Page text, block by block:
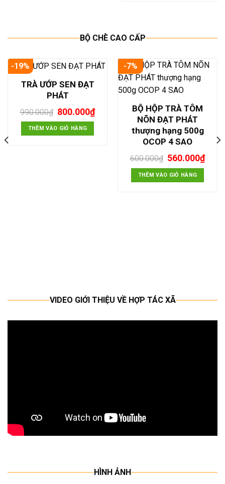
BỘ CHÈ CAO CẤP
-19%
TRÀ ƯỚP SEN ĐẠT
PHÁT
990.000₫ Giá
gốc
là:
990.000₫.
800.000₫Giá
hiện
THÊM VÀO GIỎ HÀNG
-7%
BỘ HỘP TRÀ TÔM
NÕN ĐẠT PHÁT
thượng hạng 500g
OCOP 4 SAO
600.000₫ Giá
gốc
là:
600.000₫.
560.000₫Giá
THÊM VÀO GIỎ HÀNG
VIDEO GIỚI THIỆU VỀ HỢP TÁC XÃ
HÌNH ẢNH